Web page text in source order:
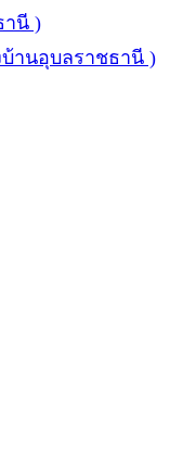
านี )
บ้านอุบลราชธานี )